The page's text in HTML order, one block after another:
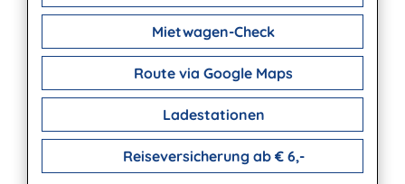
Mietwagen-Check
Route via Google Maps
Ladestationen
Reiseversicherung ab € 6,-